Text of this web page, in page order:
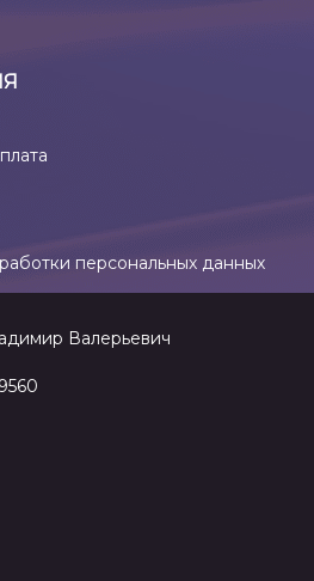
персональных данных
Валерьевич